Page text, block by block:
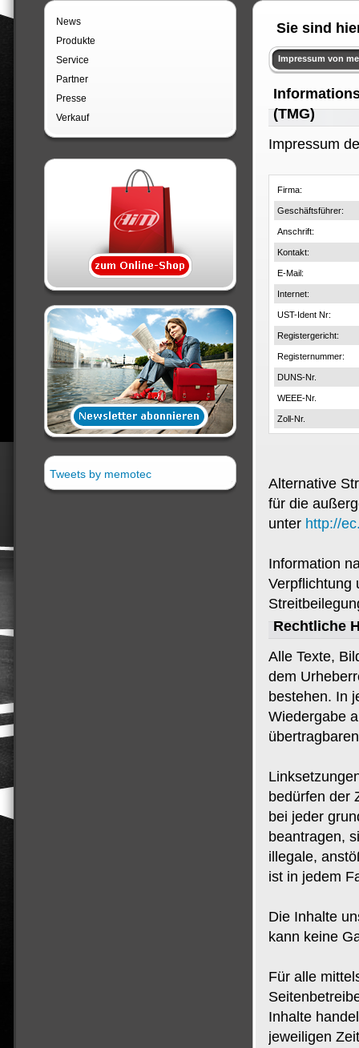
News
Produkte
Service
Partner
Presse
Verkauf
Tweets by memotec
Sie sind
Impressum von
(TMG)
Impressum
Firma:
Geschäftsführer:
Anschrift:
Kontakt:
E-Mail:
Internet:
UST-Ident Nr:
Registergericht:
Registernummer:
DUNS-Nr.
WEEE-Nr.
Zoll-Nr.
Alternative
für die
unter http://
Information
Verpflichtung
Rechtliche
Alle Texte,
dem
bestehen. In
Wiedergabe
bedürfen der
bei jeder
beantragen,
illegale,
ist in jedem
Die Inhalte
kann keine
Für alle
Inhalte
jeweiligen